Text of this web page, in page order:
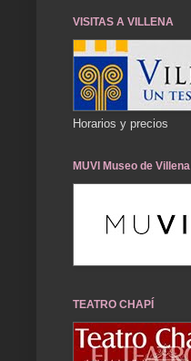
VISITAS A VILLENA
Horarios y precios
MUVI Museo de Villena
TEATRO CHAPÍ